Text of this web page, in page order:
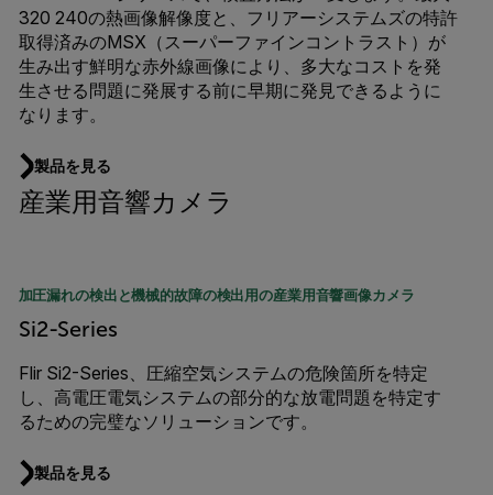
320 240の熱画像解像度と、フリアーシステムズの特許
取得済みのMSX（スーパーファインコントラスト）が
生み出す鮮明な赤外線画像により、多大なコストを発
生させる問題に発展する前に早期に発見できるように
なります。
製品を見る
産業用音響カメラ
加圧漏れの検出と機械的故障の検出用の産業用音響画像カメラ
Si2-Series
Flir Si2-Series、圧縮空気システムの危険箇所を特定
し、高電圧電気システムの部分的な放電問題を特定す
るための完璧なソリューションです。
製品を見る